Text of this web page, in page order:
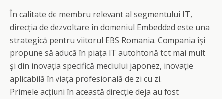
În calitate de membru relevant al segmentului IT,
direcția de dezvoltare în domeniul Embedded este una
strategică pentru viitorul EBS Romania. Compania îşi
propune să aducă în piața IT autohtonă tot mai mult
şi din inovația specifică mediului japonez, inovație
aplicabilă în viața profesională de zi cu zi.
Primele acțiuni în această direcție deja au fost